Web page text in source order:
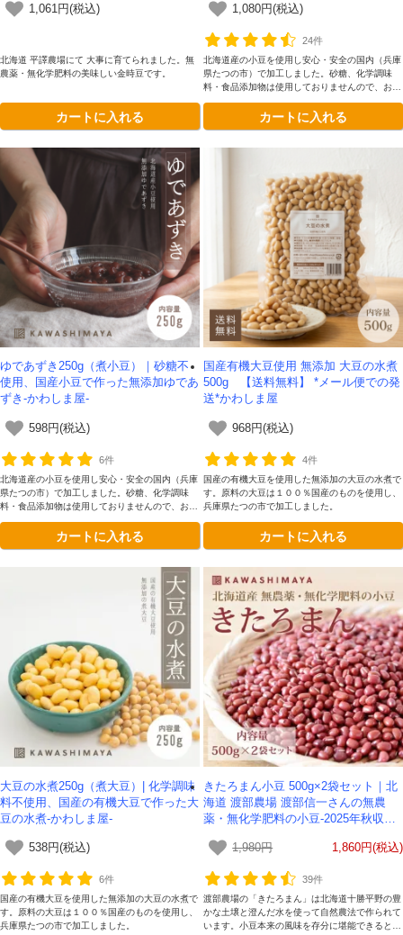
1,061円(税込)
北海道 平譯農場にて 大事に育てられました。無
農薬・無化学肥料の美味しい金時豆です。
カートに入れる
1,080円(税込)
24件
北海道産の小豆を使用し安心・安全の国内（兵庫
県たつの市）で加工しました。砂糖、化学調味
料・食品添加物は使用しておりませんので、お好
カートに入れる
ゆであずき250g（煮小豆）｜砂糖不
使用、国産小豆で作った無添加ゆであ
ずき-かわしま屋-
598円(税込)
6件
北海道産の小豆を使用し安心・安全の国内（兵庫
県たつの市）で加工しました。砂糖、化学調味
料・食品添加物は使用しておりませんので、お好
カートに入れる
国産有機大豆使用 無添加 大豆の水煮
500g 【送料無料】 *メール便での発
送*かわしま屋
968円(税込)
4件
国産の有機大豆を使用した無添加の大豆の水煮で
す。原料の大豆は１００％国産のものを使用し、
兵庫県たつの市で加工しました。
カートに入れる
大豆の水煮250g（煮大豆）| 化学調味
料不使用、国産の有機大豆で作った大
豆の水煮-かわしま屋-
538円(税込)
6件
国産の有機大豆を使用した無添加の大豆の水煮で
す。原料の大豆は１００％国産のものを使用し、
兵庫県たつの市で加工しました。
きたろまん小豆 500g×2袋セット｜北
海道 渡部農場 渡部信一さんの無農
薬・無化学肥料の小豆-2025年秋収穫
1,980円
1,860円(税込)
39件
渡部農場の「きたろまん」は北海道十勝平野の豊
かな土壌と澄んだ水を使って自然農法で作られて
います。小豆本来の風味を存分に堪能できるとて